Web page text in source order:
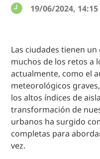
19/06/2024, 14:15
Las ciudades tienen
muchos de los retos a
actualmente, como el
meteorológicos
los altos índices de
transformación de
urbanos ha surgido
completas para
vez.